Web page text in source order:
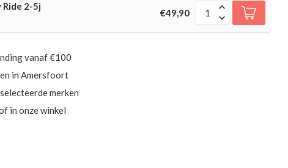
Ride 2-5j
€49,90
vanaf €100
in Amersfoort
merken
in onze winkel